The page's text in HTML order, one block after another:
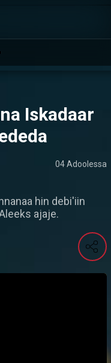
Iskadaar
04 Adoolessa
hin debi'iin
ajaje.